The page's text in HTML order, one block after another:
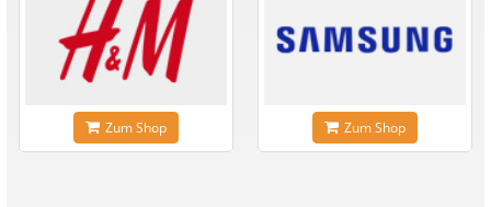
Zum Shop Zum Shop